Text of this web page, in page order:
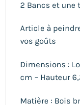
2 Bancs et une
Article à
vos goûts
Dimensions :
cm – Hauteur
Matière : Bois